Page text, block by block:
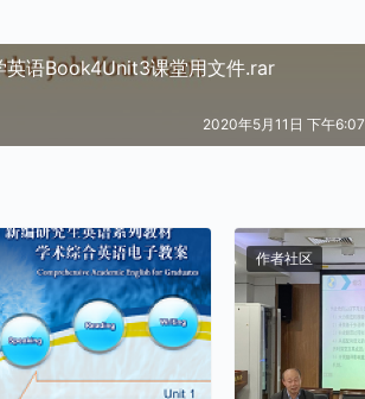
英语Book4Unit3课堂用文件.rar
2020年5月11日 下午6:07
作者社区